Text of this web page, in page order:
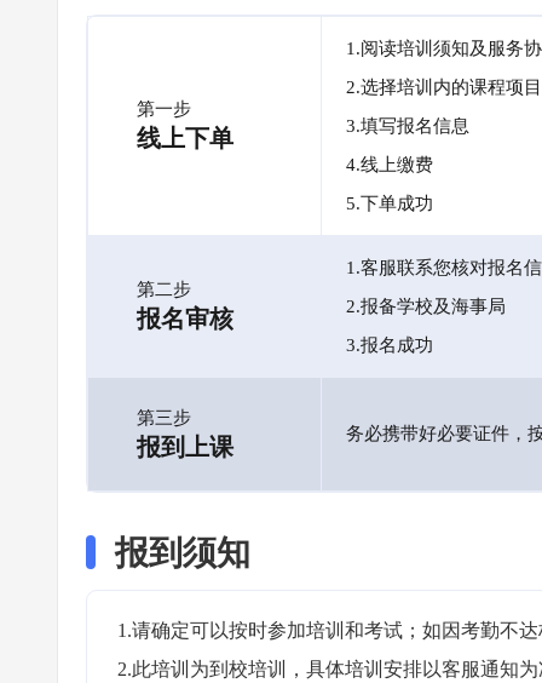
第一步
线上下单
1.阅读培训须知及服务
2.选择培训内的课程项目
3.填写报名信息
4.线上缴费
5.下单成功
第二步
报名审核
1.客服联系您核对报名
2.报备学校及海事局
3.报名成功
第三步
报到上课 务必携带好必要证件，
报到须知
1.请确定可以按时参加培训和考试；如因考勤不
2.此培训为到校培训，具体培训安排以客服通知